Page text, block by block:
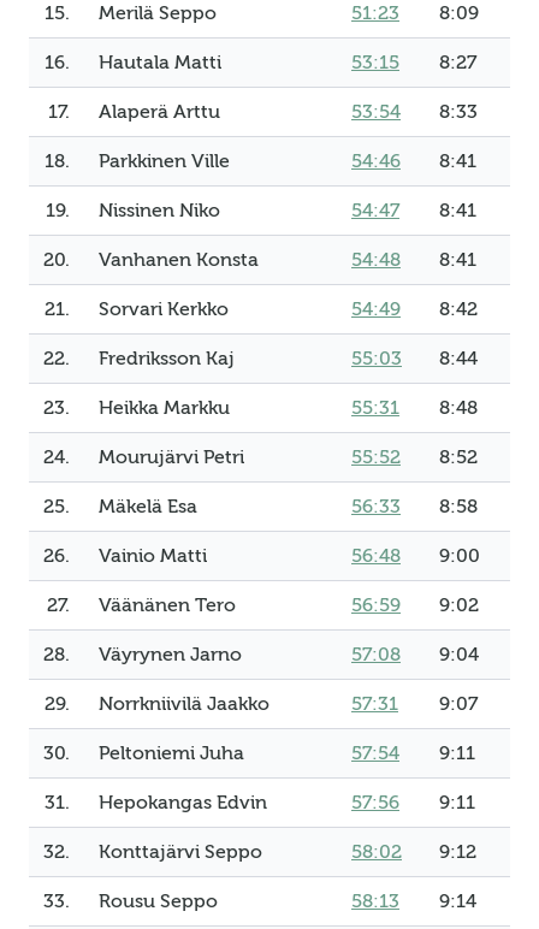
15. Merilä Seppo 51:23 8:09
16. Hautala Matti 53:15 8:27
17. Alaperä Arttu 53:54 8:33
18. Parkkinen Ville 54:46 8:41
19. Nissinen Niko 54:47 8:41
20. Vanhanen Konsta 54:48 8:41
21. Sorvari Kerkko 54:49 8:42
22. Fredriksson Kaj 55:03 8:44
23. Heikka Markku 55:31 8:48
24. Mourujärvi Petri 55:52 8:52
25. Mäkelä Esa 56:33 8:58
26. Vainio Matti 56:48 9:00
27. Väänänen Tero 56:59 9:02
28. Väyrynen Jarno 57:08 9:04
29. Norrkniivilä Jaakko 57:31 9:07
30. Peltoniemi Juha 57:54 9:11
31. Hepokangas Edvin 57:56 9:11
32. Konttajärvi Seppo 58:02 9:12
33. Rousu Seppo 58:13 9:14